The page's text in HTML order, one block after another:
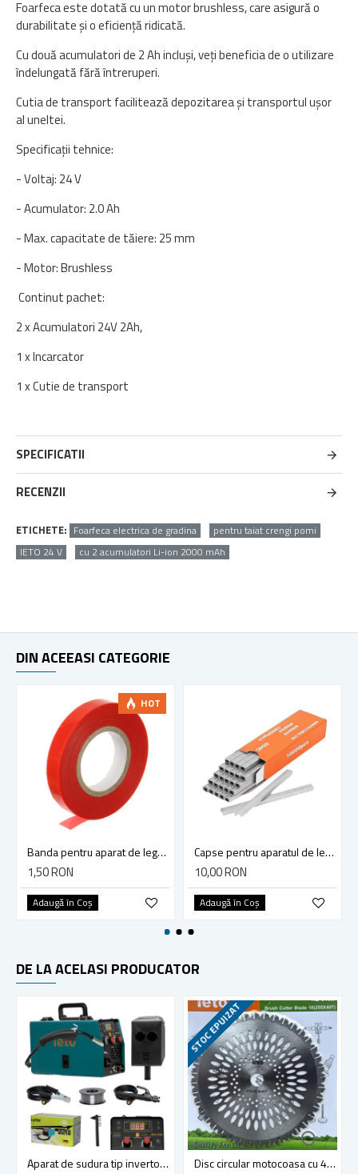
Foarfeca este dotată cu un motor brushless, care asigură o
durabilitate și o eficiență ridicată.
Cu două acumulatori de 2 Ah incluși, veți beneficia de o utilizare
îndelungată fără întreruperi.
Cutia de transport facilitează depozitarea și transportul ușor
al uneltei.
Specificații tehnice:
- Voltaj: 24 V
- Acumulator: 2.0 Ah
- Max. capacitate de tăiere: 25 mm
- Motor: Brushless
Continut pachet:
2 x Acumulatori 24V 2Ah,
1 x Incarcator
1 x Cutie de transport
SPECIFICATII
RECENZII
ETICHETE: Foarfeca electrica de gradina
pentru taiat crengi pomi
IETO 24 V
cu 2 acumulatori Li-ion 2000 mAh
DIN ACEEASI CATEGORIE
HOT
Banda pentru aparat de legat vita de vie, plante, solar, palisat, culoare rosie
1,50 RON
Adaugă în Coş
Capse pentru aparatul de legat vita de vie, legume, pomi fructiferi
10,00 RON
Adaugă în Coş
DE LA ACELASI PRODUCATOR
Aparat de sudura tip invertor, Ieto MIG-250, sudura MIG-MMA-TIG 3 in 1 cu Afisaj LED, electrod, sarma flux 0.8mm inclusa
STOC EPUIZAT
Disc circular motocoasa cu 40 dinti vidia 255x25.4 mm, Ieto HD-0102